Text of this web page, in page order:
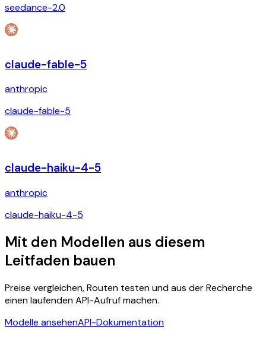
seedance-2.0
claude-fable-5
anthropic
claude-fable-5
claude-haiku-4-5
anthropic
claude-haiku-4-5
Mit den Modellen aus diesem
Leitfaden bauen
Preise vergleichen, Routen testen und aus der Recherche
einen laufenden API-Aufruf machen.
Modelle ansehenAPI-Dokumentation